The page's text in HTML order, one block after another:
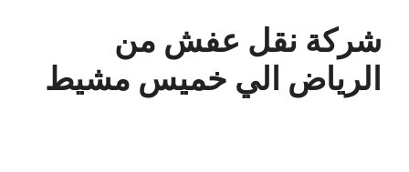
شركة نقل عفش من
الرياض الي خميس مشيط